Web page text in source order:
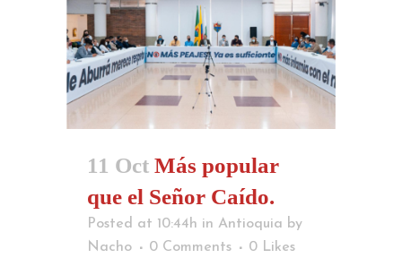
11 Oct Más popular
que el Señor Caído.
Posted at 10:44h in Antioquia by
Nacho
0 Comments 0 Likes